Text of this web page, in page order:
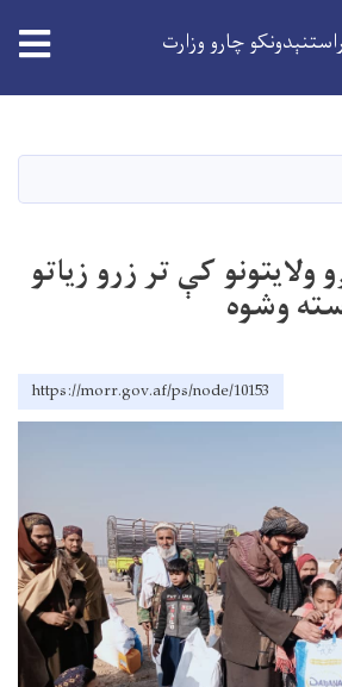
content
چارو وزارت
ولایتونو کې تر زرو زیاتو
وشوه
https://morr.gov.af/ps/node/10153